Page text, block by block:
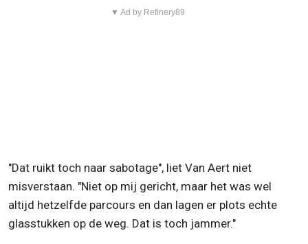
▼ Ad by Refinery89
"Dat ruikt toch naar sabotage", liet Van Aert niet
misverstaan. "Niet op mij gericht, maar het was wel
altijd hetzelfde parcours en dan lagen er plots echte
glasstukken op de weg. Dat is toch jammer."